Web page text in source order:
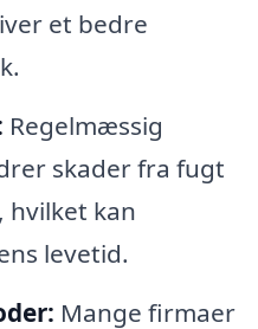
et bedre
Regelmæssig
skader fra fugt
hvilket kan
levetid.
Mange firmaer